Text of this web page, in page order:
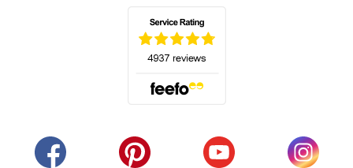
(s'ouvre dans un nouvel onglet)
(s'ouvre dans un nouvel onglet)
(s'ouvre dans un(s'ouvre